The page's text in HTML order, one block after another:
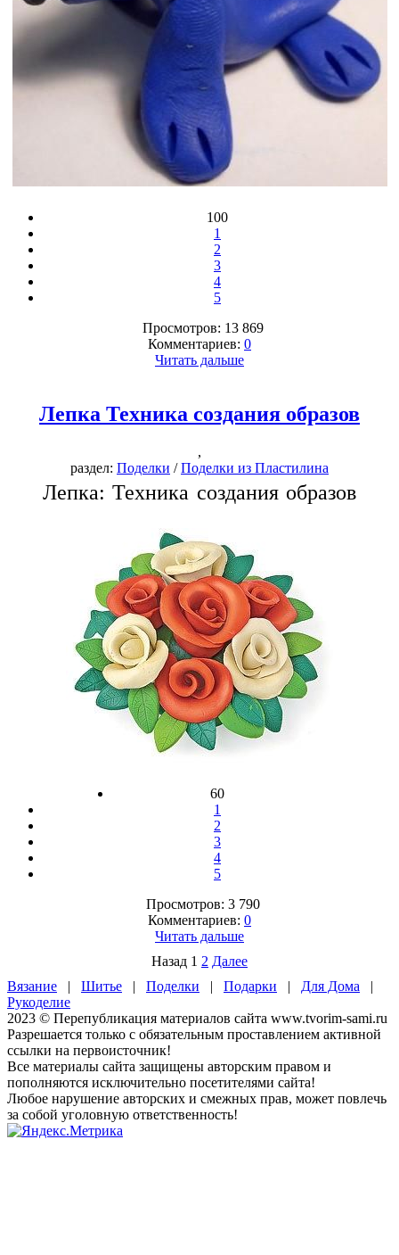
100
1
2
3
4
5
Просмотров: 13 869
Комментариев: 0
Читать дальше
Лепка Техника создания образов
,
раздел: Поделки /Поделки из Пластилина
Лепка: Техника создания образов
60
1
2
3
4
5
Просмотров: 3 790
Комментариев: 0
Читать дальше
Назад 1 2 Далее
Вязание | Шитье | Поделки | Подарки | Для Дома |
Рукоделие
2023 © Перепубликация материалов сайта www.tvorim-sami.ru
Разрешается только с обязательным проставлением активной
ссылки на первоисточник!
Все материалы сайта защищены авторским правом и
пополняются исключительно посетителями сайта!
Любое нарушение авторских и смежных прав, может повлечь
за собой уголовную ответственность!